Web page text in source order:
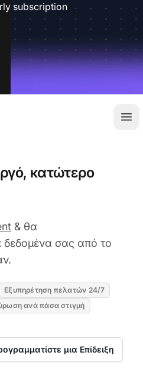
subscription
κατώτερο
& θα
δεδομένα σας από το
Εξυπηρέτηση πελατών 24/7
ανά πάσα στιγμή
μια Επίδειξη